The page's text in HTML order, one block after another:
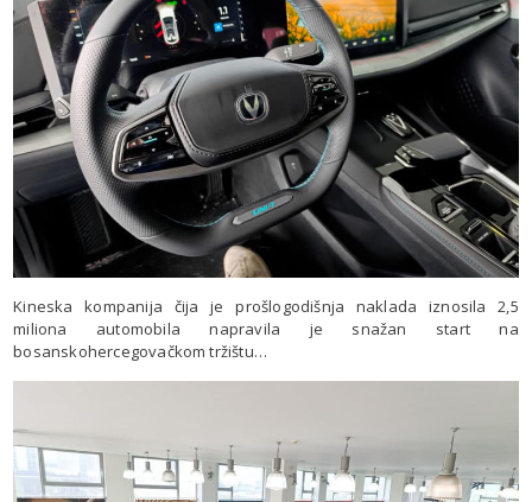
Kineska kompanija čija je prošlogodišnja naklada iznosila 2,5
miliona automobila napravila je snažan start na
bosanskohercegovačkom tržištu…